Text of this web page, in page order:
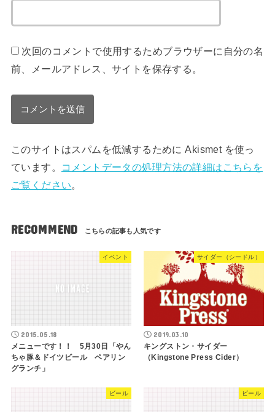
次回のコメントで使用するためブラウザーに自分の名
前、メールアドレス、サイトを保存する。
このサイトはスパムを低減するために Akismet を使っ
ています。
コメントデータの処理方法の詳細はこちらを
ご覧ください。
RECOMMEND
イベント
2015.05.18
メニューです！！ 5月30日「やん
ちゃ豚＆ドイツビール ペアリン
グランチ」
サイダー（シードル）
2019.03.10
キングストン・サイダー
（Kingstone Press Cider）
ビール ビール